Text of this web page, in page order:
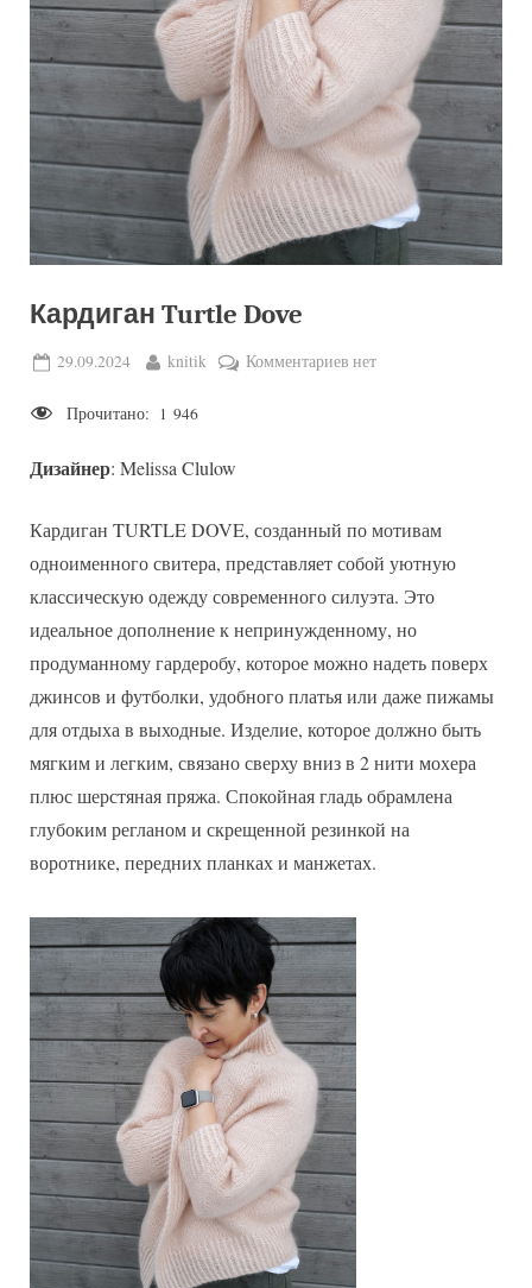
Кардиган Turtle Dove
Posted
29.09.2024 By
knitik Комментариевкнет
Прочитано: 1 946
Дизайнер: Melissa Clulow
Кардиган TURTLE DOVE, созданный по мотивам
одноименного свитера, представляет собой уютную
классическую одежду современного силуэта. Это
идеальное дополнение к непринужденному, но
продуманному гардеробу, которое можно надеть поверх
джинсов и футболки, удобного платья или даже пижамы
для отдыха в выходные. Изделие, которое должно быть
мягким и легким, связано сверху вниз в 2 нити мохера
плюс шерстяная пряжа. Спокойная гладь обрамлена
глубоким регланом и скрещенной резинкой на
воротнике, передних планках и манжетах.